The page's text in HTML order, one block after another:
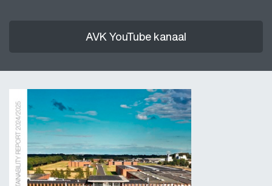
AVK YouTube kanaal